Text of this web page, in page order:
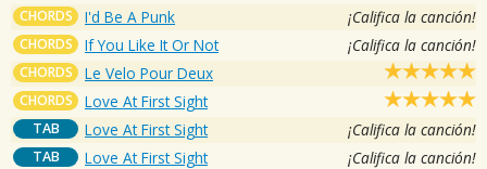
CHORDS I'd Be A Punk ¡Califica la canción!
CHORDS If You Like It Or Not ¡Califica la canción!
CHORDS Le Velo Pour Deux
CHORDS Love At First Sight
TAB Love At First Sight ¡Califica la canción!
TAB Love At First Sight ¡Califica la canción!